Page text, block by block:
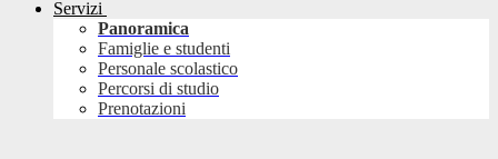
Servizi
Panoramica
Famiglie e studenti
Personale scolastico
Percorsi di studio
Prenotazioni